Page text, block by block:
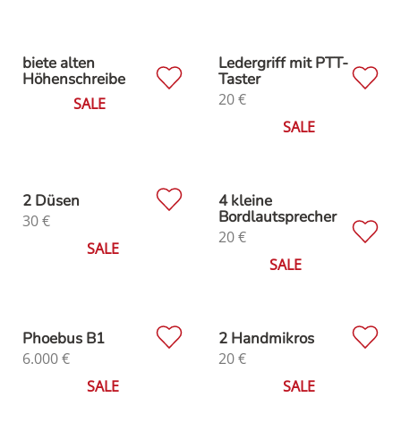
biete alten
Höhenschreibe
SALE
Ledergriff mit PTT-
Taster
20€
SALE
2 Düsen
30€
SALE
4 kleine
Bordlautsprecher
20€
SALE
Phoebus B1
6.000€
SALE
2 Handmikros
20€
SALE